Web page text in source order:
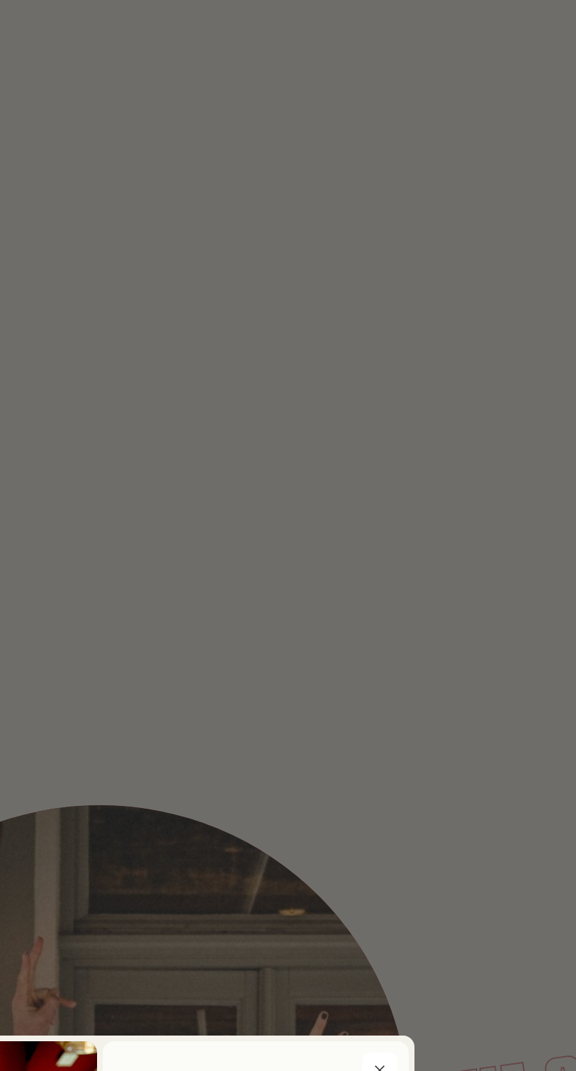
– KOM WERKEN BIJ BAVET ALS